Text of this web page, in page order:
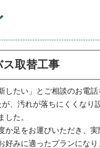
取替工事
したい」とご相談のお電話
、汚れが落ちにくくな
した。
か足をお運びいただき、
好みに適ったプランにな